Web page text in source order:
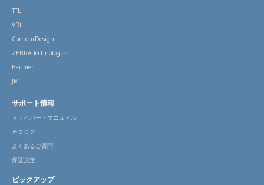
TTL
VRi
ContourDesign
ZEBRA Technologies
Baumer
JM
サポート情報
ドライバー・マニュアル
カタログ
よくあるご質問
保証規定
ピックアップ